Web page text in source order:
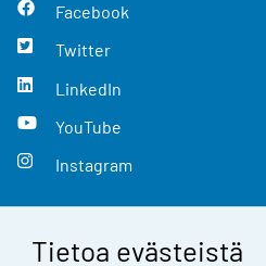
Tietoa evästeistä
Facebook
Twitter
LinkedIn
YouTube
Instagram
Yhteystiedot